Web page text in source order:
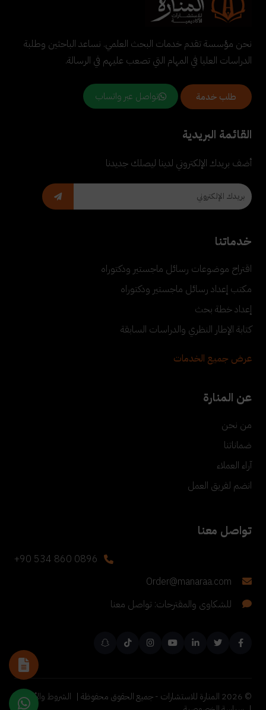
نحن مؤسسة تقدم خدمات البحث العلمي. نساعد الباحثين وطلبة
الدراسات العليا في المهام التي تصعب عليهم في الرسالة.
طلب خدمة تواصل عبر واتساب
القائمة البريدية
أضف بريدك الإلكتروني لدينا ليصلك جديدنا
خدماتنا
اقتراح موضوعات رسائل ماجستير ودكتوراه
مكتب إعداد رسائل ماجستير ودكتوراه
إعداد خطة بحث
كتابة الإطار النظري والدراسات السابقة
عرض جميع الخدمات
عن المنارة
من نحن
ضماناتنا
آراء العملاء
انضم لفريق العمل
تواصل معنا
+90 534 860 0896
Order@manaraa.com
للشكاوى والمقترحات: تواصل معنا
©
2026 المنارة للاستشارات - جميع الحقوق محفوظة | الشروط والأحكام